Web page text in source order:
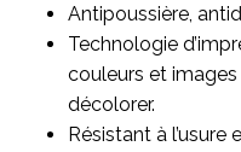
Antipoussière,
Technologie
couleurs et
décolorer.
Résistant à